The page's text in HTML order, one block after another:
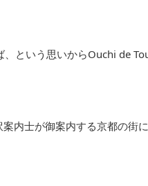
という思いからOuchi de
内士が御案内する京都の街